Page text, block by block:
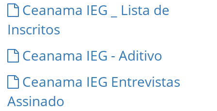
Ceanama IEG _ Lista de
Inscritos
Ceanama IEG - Aditivo
Ceanama IEG Entrevistas
Assinado